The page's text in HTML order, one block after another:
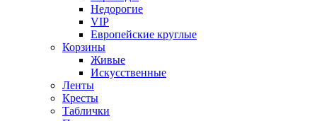
Недорогие
VIP
Европейские круглые
Корзины
Живые
Искусственные
Ленты
Кресты
Таблички